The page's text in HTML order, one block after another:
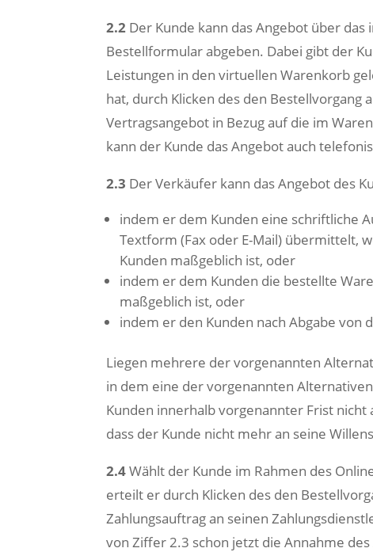
2.2 Der Kunde kann das Angebot über
Bestellformular abgeben. Dabei gibt der
Leistungen in den virtuellen Warenkorb
hat, durch Klicken des den
Vertragsangebot in Bezug auf die im
kann der Kunde das Angebot auch
2.3 Der Verkäufer kann das Angebot des
indem er dem Kunden eine schriftliche
Textform (Fax oder E-Mail) übermittelt,
Kunden maßgeblich ist, oder
indem er dem Kunden die bestellte
maßgeblich ist, oder
indem er den Kunden nach Abgabe von
Liegen mehrere der vorgenannten
in dem eine der vorgenannten
Kunden innerhalb vorgenannter Frist nicht
dass der Kunde nicht mehr an seine
2.4Wählt der Kunde im Rahmen des
erteilt er durch Klicken des den
Zahlungsauftrag an seinen
von Ziffer 2.3 schon jetzt die Annahme